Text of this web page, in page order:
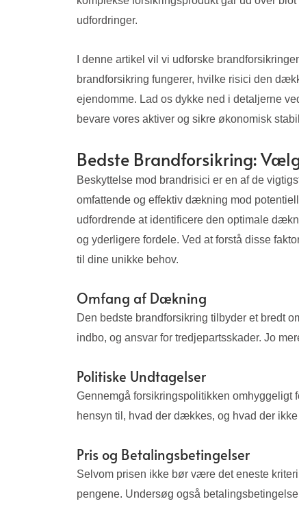
udfordringer.
I denne artikel vil vi udforske
brandforsikring fungerer, hvilke risici den
ejendomme. Lad os dykke ned i detaljerne
bevare vores aktiver og sikre økonomisk
Bedste Brandforsikring:
Beskyttelse mod brandrisici er en af ​​de
omfattende og effektiv dækning mod
udfordrende at identificere den optimale
og yderligere fordele. Ved at forstå disse
til dine unikke behov.
Omfang af Dækning
Den bedste brandforsikring tilbyder et bredt
indbo, og ansvar for tredjepartsskader. Jo
Politiske Undtagelser
Gennemgå forsikringspolitikken omhyggeligt
hensyn til, hvad der dækkes, og hvad der
Pris og Betalingsbetingelser
Selvom prisen ikke bør være det eneste
pengene. Undersøg også